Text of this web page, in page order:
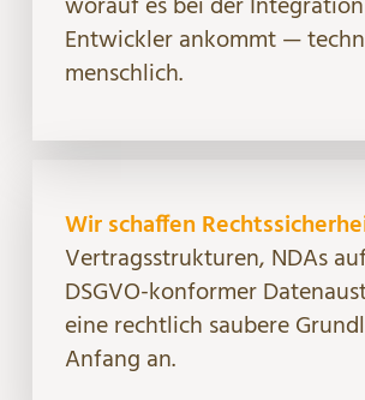
worauf es bei der
Entwickler ankommt —
menschlich.
Wir schaffen
Vertragsstrukturen, NDAs
DSGVO-konformer
eine rechtlich saubere
Anfang an.